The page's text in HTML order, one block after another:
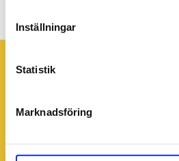
Inställningar
Statistik
Marknadsföring